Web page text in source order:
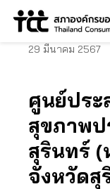
Skip
29 มีนาคม 2567
ศูนย์ประ
สุขภาพป
สุรินทร์ (
จังหวัดสุ